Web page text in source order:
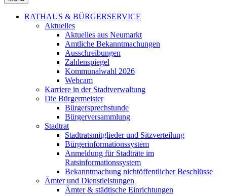
RATHAUS & BÜRGERSERVICE
Aktuelles
Aktuelles aus Neumarkt
Amtliche Bekanntmachungen
Ausschreibungen
Zahlenspiegel
Kommunalwahl 2026
Webcam
Karriere in der Stadtverwaltung
Die Bürgermeister
Bürgersprechstunde
Bürgerversammlung
Stadtrat
Stadtratsmitglieder und Sitzverteilung
Bürgerinformationssystem
Anmeldung für Stadträte im
Ratsinformationssystem
Bekanntmachung nichtöffentlicher Beschlüsse
Ämter und Dienstleistungen
Ämter & städtische Einrichtungen